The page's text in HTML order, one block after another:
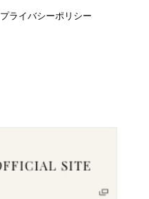
プライバシーポリシー